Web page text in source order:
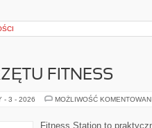
FITNESS
- 3 - 2026 MOŻLIWOŚĆ
Fitness Station to